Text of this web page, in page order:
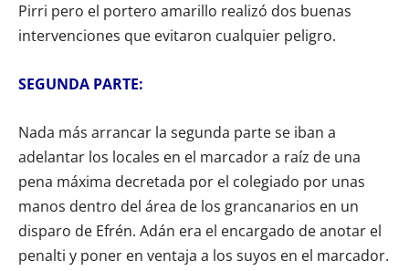
Pirri pero el portero amarillo realizó dos buenas
intervenciones que evitaron cualquier peligro.
SEGUNDA PARTE:
Nada más arrancar la segunda parte se iban a
adelantar los locales en el marcador a raíz de una
pena máxima decretada por el colegiado por unas
manos dentro del área de los grancanarios en un
disparo de Efrén. Adán era el encargado de anotar el
penalti y poner en ventaja a los suyos en el marcador.